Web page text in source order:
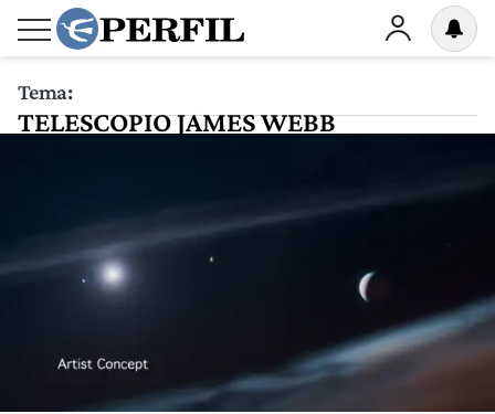
Tema:
TELESCOPIO JAMES WEBB